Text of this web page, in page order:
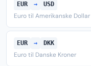
EUR → USD
Euro til Amerikanske Dollar
EUR → DKK
Euro til Danske Kroner